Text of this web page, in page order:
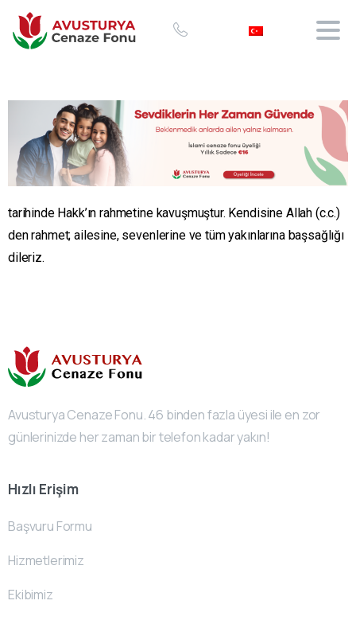
tarihinde Hakk’ın rahmetine kavuşmuştur. Kendisine Allah (c.c.)
den rahmet; ailesine, sevenlerine ve tüm yakınlarına başsağlığı
dileriz.
Avusturya Cenaze Fonu. 46 binden fazla üyesi ile en zor
günlerinizde her zaman bir telefon kadar yakın!
Hızlı Erişim
Başvuru Formu
Hizmetlerimiz
Ekibimiz